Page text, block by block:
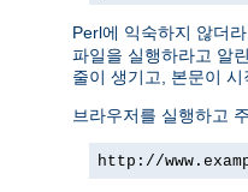
Perl에 익숙하지 않더
파일을 실행하라고 알
줄이 생기고, 본문이
브라우저를 실행하고
http://